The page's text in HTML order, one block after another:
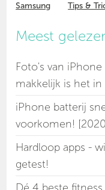
Samsung
Tips &
Meest
Foto's van
makkelijk is het in
iPhone batterij
voorkomen!
Hardloop apps -
getest!